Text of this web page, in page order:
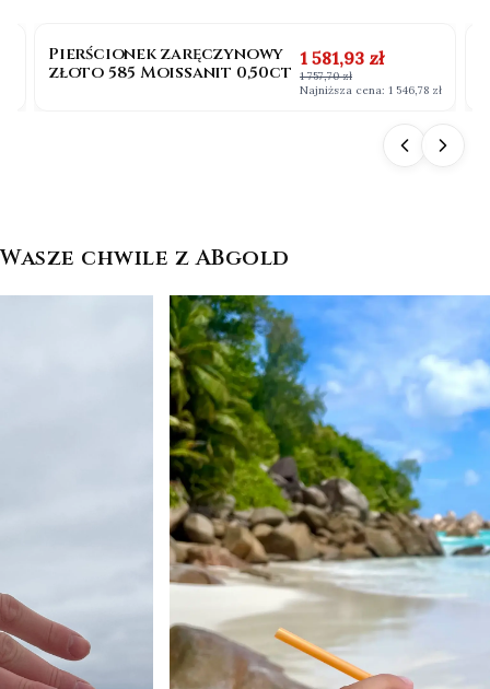
Pierścionek zaręczynowy
złoto 585 Moissanit 0,50ct
Cena promocyjna
1 581,93 zł
1 757,70 zł
Najniższa cena: 1 546,78 zł
Wasze chwile z ABgold